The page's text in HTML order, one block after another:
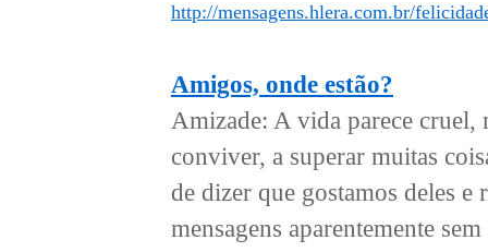
http://mensagens.hlera.com.br/
Amigos, onde estão?
Amizade: A vida parece cruel,
conviver, a superar muitas
de dizer que gostamos deles e
mensagens aparentemente